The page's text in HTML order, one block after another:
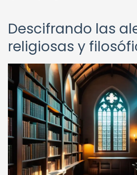
Descifrando las
religiosas y